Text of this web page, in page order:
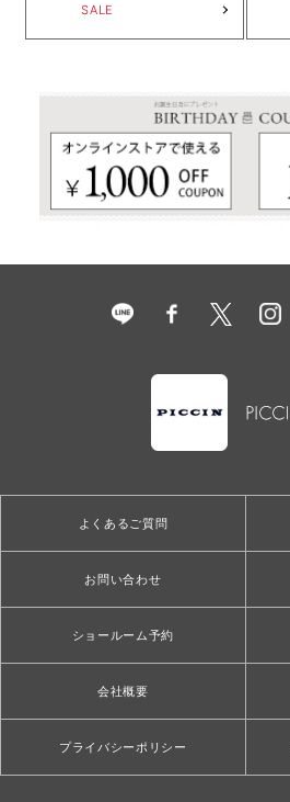
SALE
よくあるご質問
お問い合わせ
ショールーム予約
会社概要
プライバシーポリシー